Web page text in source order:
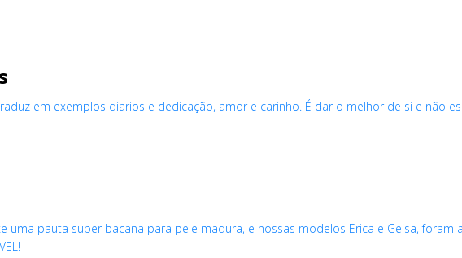
em exemplos diarios e dedicação, amor e carinho. É dar o melhor de si e não
uma pauta super bacana para pele madura, e nossas modelos Erica e Geisa, foram